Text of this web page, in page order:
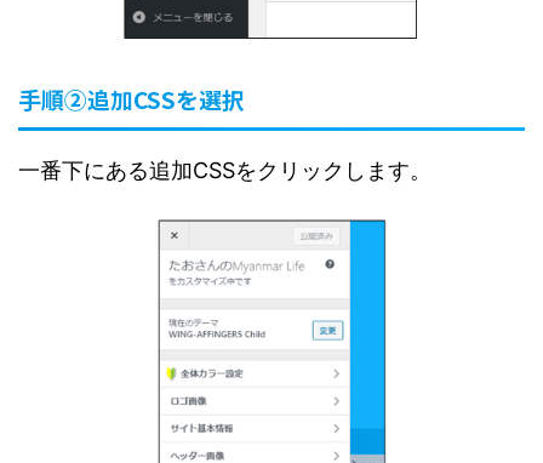
手順②追加CSSを選択
一番下にある追加CSSをクリックします。